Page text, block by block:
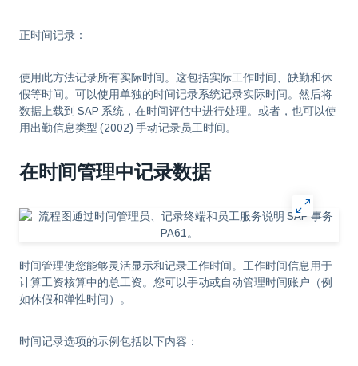
正时间记录 ：
使用此方法记录所有实际时间。这包括实际工作时间、缺勤和休
假等时间。可以使用单独的时间记录系统记录实际时间。然后将
数据上载到 SAP 系统，在时间评估中进行处理。或者，也可以使
用出勤信息类型 (2002) 手动记录员工时间。
在时间管理中记录数据
时间管理使您能够灵活显示和记录工作时间。工作时间信息用于
计算工资核算中的总工资。您可以手动或自动管理时间账户（例
如休假和弹性时间）。
时间记录选项的示例包括以下内容：